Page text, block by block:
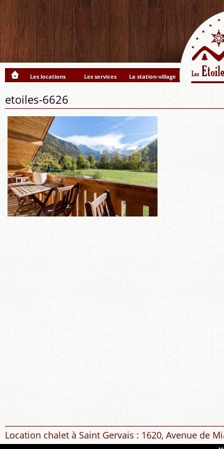
Les locations Les services La station-village
etoiles-6626
Location chalet à Saint Gervais : 1620, Avenue de